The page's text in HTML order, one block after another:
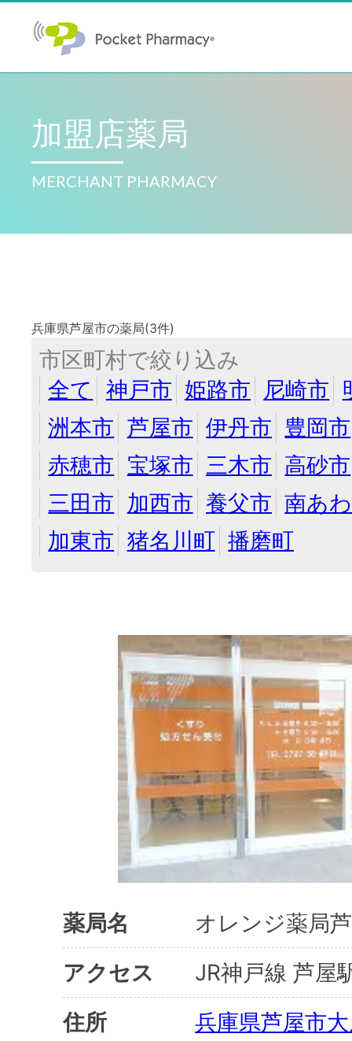
加盟店薬局
MERCHANT PHARMACY
兵庫県芦屋市の薬局(3件)
市区町村で絞り込み
全て
神戸市 姫路市 尼崎市
洲本市 芦屋市 伊丹市 豊岡市
赤穂市 宝塚市 三木市 高砂市
三田市 加西市 養父市 南あ
加東市 猪名川町 播磨町
薬局名
オレンジ薬局
アクセス
JR神戸線 芦屋
住所
兵庫県芦屋市